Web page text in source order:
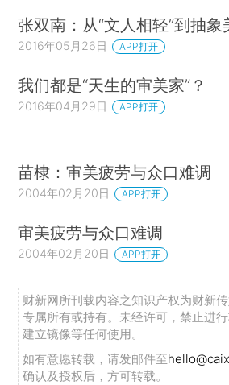
张双南：从“文人相轻”到抽象
2016年05月26日 APP打开
我们都是“天生的审美家”？
2016年04月29日 APP打开
苗棣：审美疲劳与众口难调
2004年02月20日 APP打开
审美疲劳与众口难调
2004年02月20日 APP打开
财新网所刊载内容之知识产权为财新
专属所有或持有。未经许可，禁止进
建立镜像等任何使用。
如有意愿转载，请发邮件至
确认及授权后，方可转载。